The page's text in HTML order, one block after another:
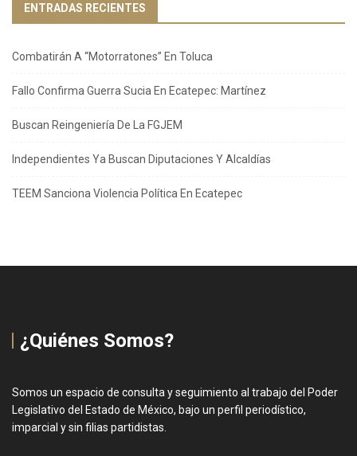
ENTRADAS RECIENTES
Combatirán A “Motorratones” En Toluca
Fallo Confirma Guerra Sucia En Ecatepec: Martínez
Buscan Reingeniería De La FGJEM
Independientes Ya Buscan Diputaciones Y Alcaldías
TEEM Sanciona Violencia Política En Ecatepec
¿Quiénes Somos?
Somos un espacio de consulta y seguimiento al trabajo del Poder
Legislativo del Estado de México, bajo un perfil periodístico,
imparcial y sin filias partidistas.